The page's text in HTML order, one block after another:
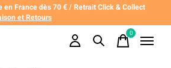
France dès 70 € / Retrait Click & Collect
et Retours
0items